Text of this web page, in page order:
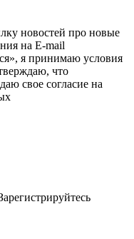
новостей про новые
на E-mail
я принимаю условия
что
свое согласие на